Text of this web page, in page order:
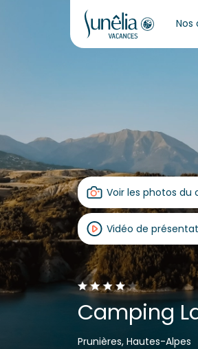
Nos
Voir les photos du
Vidéo de
Camping
Prunières, Hautes-Alpes